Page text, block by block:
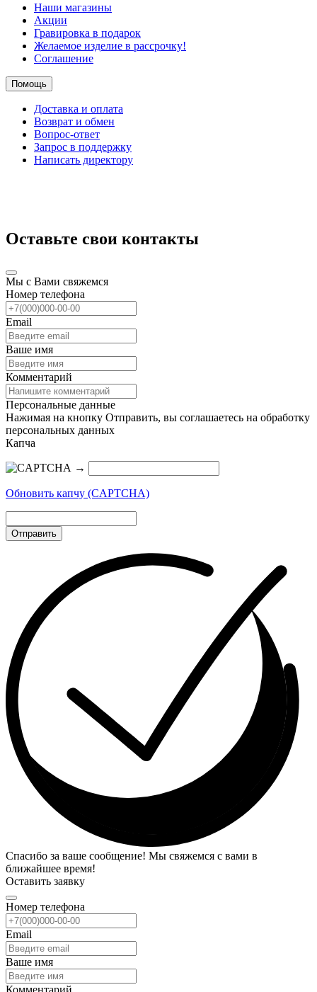
Наши магазины
Акции
Гравировка в подарок
Желаемое изделие в рассрочку!
Соглашение
Помощь
Доставка и оплата
Возврат и обмен
Вопрос-ответ
Запрос в поддержку
Написать директору
Оставьте свои контакты
Мы с Вами свяжемся
Номер телефона
Email
Ваше имя
Комментарий
Персональные данные
Нажимая на кнопку Отправить, вы соглашаетесь на обработку
персональных данных
Капча
→
Обновить капчу (CAPTCHA)
Отправить
Спасибо за ваше сообщение! Мы свяжемся с вами в
ближайшее время!
Оставить заявку
Номер телефона
Email
Ваше имя